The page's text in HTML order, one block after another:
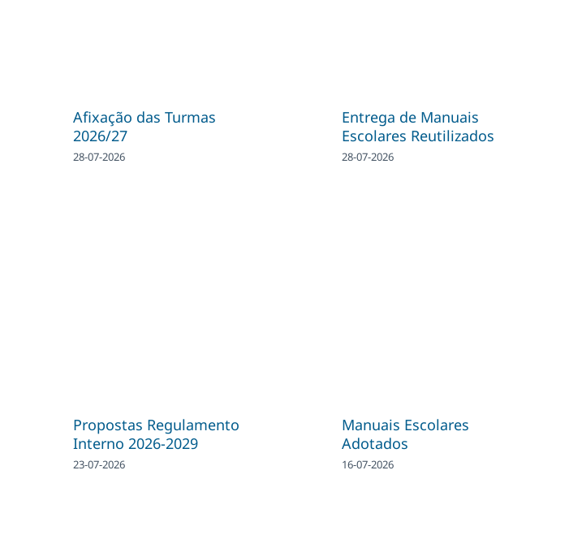
Afixação das Turmas
2026/27
28-07-2026
Entrega de Manuais
Escolares Reutilizados
28-07-2026
Propostas Regulamento
Interno 2026-2029
23-07-2026
Manuais Escolares
Adotados
16-07-2026